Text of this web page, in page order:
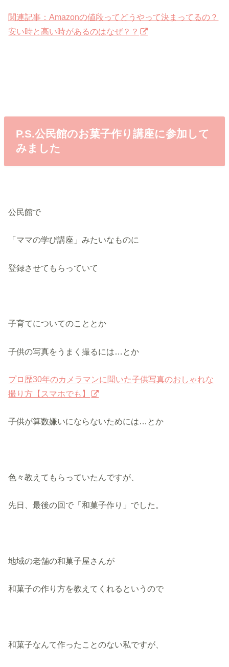
関連記事：Amazonの値段ってどうやって決まってるの？
安い時と高い時があるのはなぜ？？
P.S.公民館のお菓子作り講座に参加して
みました
公民館で
「ママの学び講座」みたいなものに
登録させてもらっていて
子育てについてのこととか
子供の写真をうまく撮るには…とか
プロ歴30年のカメラマンに聞いた子供写真のおしゃれな
撮り方【スマホでも】
子供が算数嫌いにならないためには…とか
色々教えてもらっていたんですが、
先日、最後の回で「和菓子作り」でした。
地域の老舗の和菓子屋さんが
和菓子の作り方を教えてくれるというので
和菓子なんて作ったことのない私ですが、